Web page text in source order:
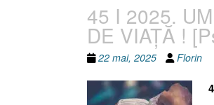
45 I 2025.
DE VIAȚĂ !
22 mai, 2025 Florin